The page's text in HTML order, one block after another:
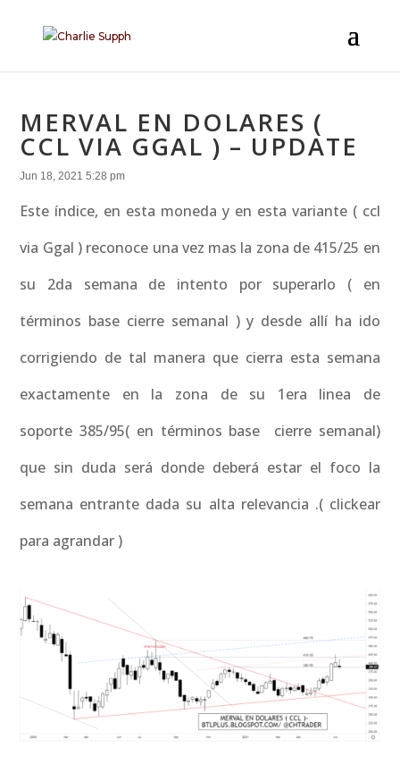
MERVAL EN DOLARES (
CCL VIA GGAL ) – UPDATE
Jun 18, 2021 5:28 pm
Este índice, en esta moneda y en esta variante ( ccl
via Ggal ) reconoce una vez mas la zona de 415/25 en
su 2da semana de intento por superarlo ( en
términos base cierre semanal ) y desde allí ha ido
corrigiendo de tal manera que cierra esta semana
exactamente en la zona de su 1era linea de
soporte 385/95( en términos base cierre semanal)
que sin duda será donde deberá estar el foco la
semana entrante dada su alta relevancia .( clickear
para agrandar )